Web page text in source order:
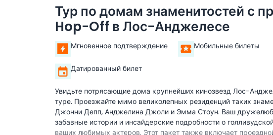
Тур по домам знаменитостей с
Hop-Off в Лос-Анджелесе
Мгновенное подтверждение Мобильные билеты
Датированный билет
Увидьте потрясающие дома крупнейших кинозвезд Лос-
туре. Проезжайте мимо великолепных резиденций таких
Джонни Депп, Анджелина Джоли и Эмма Стоун. Ваш
забавные истории и инсайдерские подробности о
ваших любимых актеров. Этот пакет также включает